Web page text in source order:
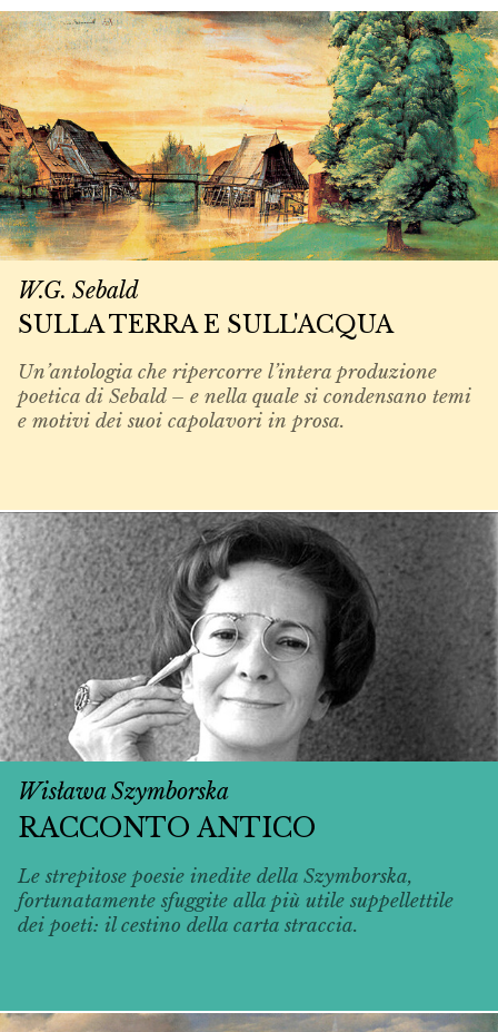
W.G. Sebald
SULLA TERRA E SULL'ACQUA
Un’antologia che ripercorre l’intera produzione
poetica di Sebald – e nella quale si condensano temi
e motivi dei suoi capolavori in prosa.
Wisława Szymborska
RACCONTO ANTICO
Le strepitose poesie inedite della Szymborska,
fortunatamente sfuggite alla più utile suppellettile
dei poeti: il cestino della carta straccia.